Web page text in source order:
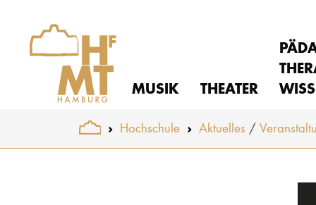
MUSIK THEATER
You are here:Hochschule Aktuelles